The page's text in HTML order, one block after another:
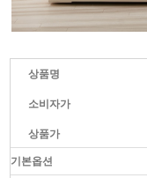
상품명
소비자가
상품가
기본옵션